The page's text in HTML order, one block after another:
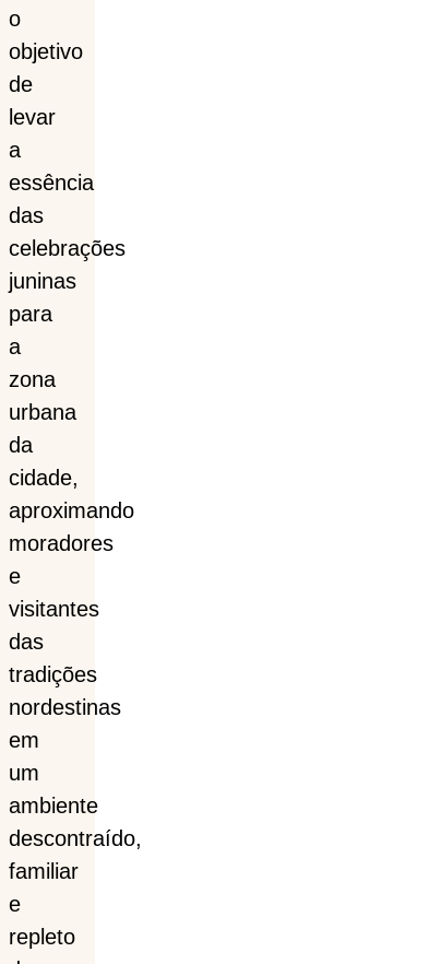
o
objetivo
de
levar
a
essência
das
celebrações
juninas
para
a
zona
urbana
da
cidade,
aproximando
moradores
e
visitantes
das
tradições
nordestinas
em
um
ambiente
descontraído,
familiar
e
repleto